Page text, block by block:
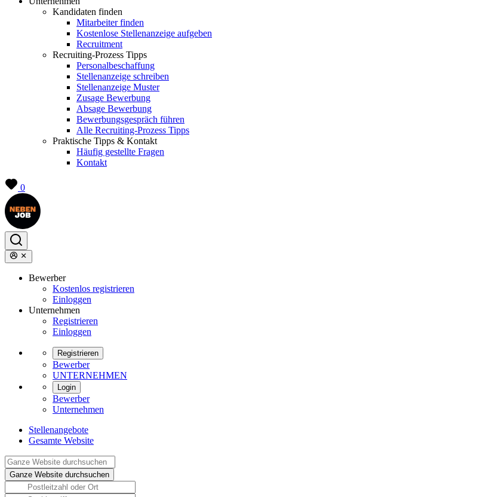
Kandidaten finden
Mitarbeiter finden
Kostenlose Stellenanzeige aufgeben
Recruitment
Recruiting-Prozess Tipps
Personalbeschaffung
Stellenanzeige schreiben
Stellenanzeige Muster
Zusage Bewerbung
Absage Bewerbung
Bewerbungsgespräch führen
Alle Recruiting-Prozess Tipps
Praktische Tipps & Kontakt
Häufig gestellte Fragen
Kontakt
0
Bewerber
Kostenlos registrieren
Einloggen
Unternehmen
Registrieren
Einloggen
Registrieren
Bewerber
UNTERNEHMEN
Login
Bewerber
Unternehmen
Stellenangebote
Gesamte Website